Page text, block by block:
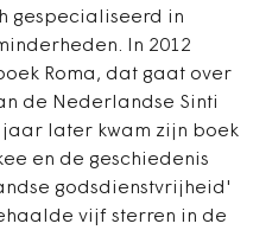
gespecialiseerd in
In 2012
Roma, dat gaat over
de Nederlandse Sinti
jaar later kwam zijn boek
en de geschiedenis
godsdienstvrijheid'
vijf sterren in de